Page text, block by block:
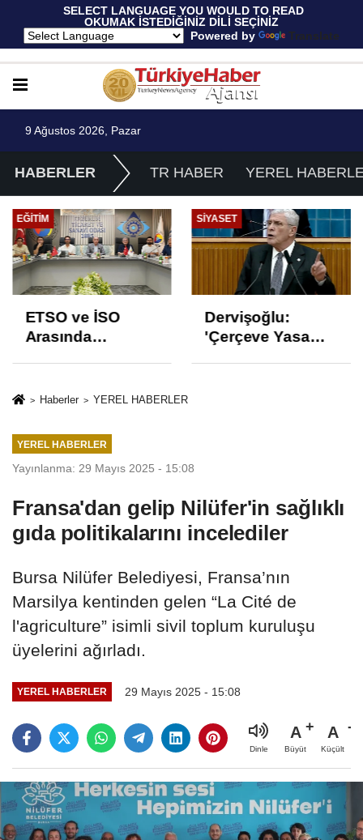
SELECT LANGUAGE YOU WOULD TO READ
OKUMAK İSTEDİĞİNİZ DİLİ SEÇİNİZ
Powered by
Translate
9 Ağustos 2026, Pazar
HABERLER TR HABER YEREL
EĞITIM
ETSO ve İSO
Arasında
Protokolü
SIYASET
Dervişoğlu:
'Çerçeve Yasa
Haberler YEREL HABERLER
YEREL HABERLER
Yayınlanma: 29 Mayıs 2025 - 15:08
Fransa'dan gelip Nilüfer'in sağlıklı
gıda politikalarını incelediler
Bursa Nilüfer Belediyesi, Fransa’nın
Marsilya kentinden gelen “La Cité de
l'agriculture” isimli sivil toplum kuruluşu
üyelerini ağırladı.
YEREL HABERLER 29 Mayıs 2025 - 15:08
Dinle
A
Büyüt
A
Küçült